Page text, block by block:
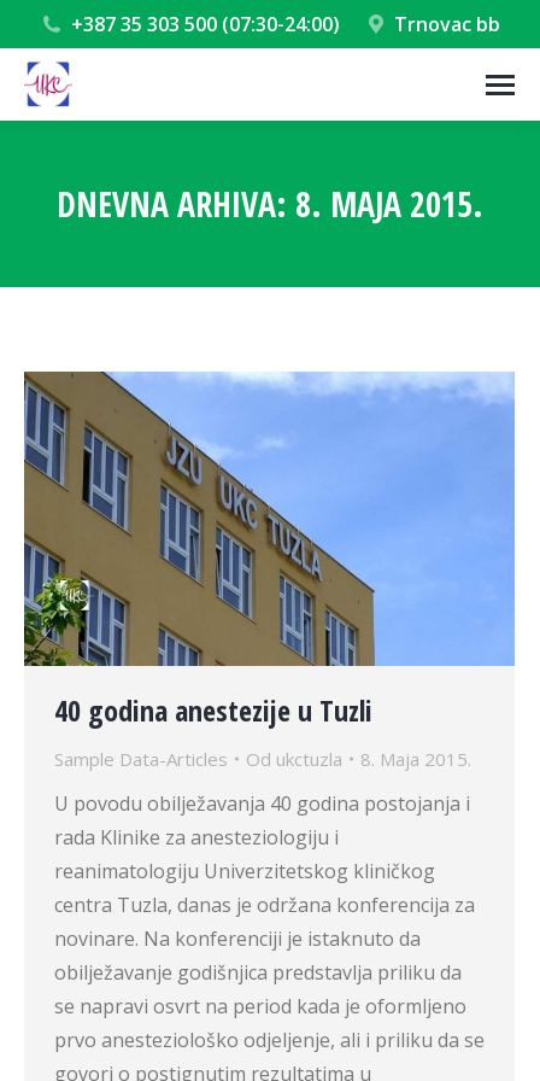
+387 35 303 500 (07:30-24:00) Trnovac bb
DNEVNA ARHIVA: 8. MAJA 2015.
40 godina anestezije u Tuzli
Sample Data-Articles Od ukctuzla 8. Maja 2015.
U povodu obilježavanja 40 godina postojanja i
rada Klinike za anesteziologiju i
reanimatologiju Univerzitetskog kliničkog
centra Tuzla, danas je održana konferencija za
novinare. Na konferenciji je istaknuto da
obilježavanje godišnjica predstavlja priliku da
se napravi osvrt na period kada je oformljeno
prvo anesteziološko odjeljenje, ali i priliku da se
govori o postignutim rezultatima u